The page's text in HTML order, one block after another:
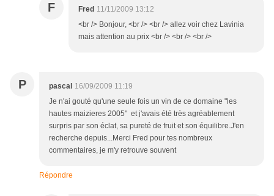
F Fred 11/11/2009 13:12
<br /> Bonjour, <br /> <br /> allez voir chez Lavinia
mais attention au prix <br /> <br /> <br />
P pascal 16/09/2009 11:19
Je n'ai gouté qu'une seule fois un vin de ce domaine "les
hautes maizieres 2005" et j'avais été très agréablement
surpris par son éclat, sa pureté de fruit et son équilibre.J'en
recherche depuis...Merci Fred pour tes nombreux
commentaires, je m'y retrouve souvent
Répondre